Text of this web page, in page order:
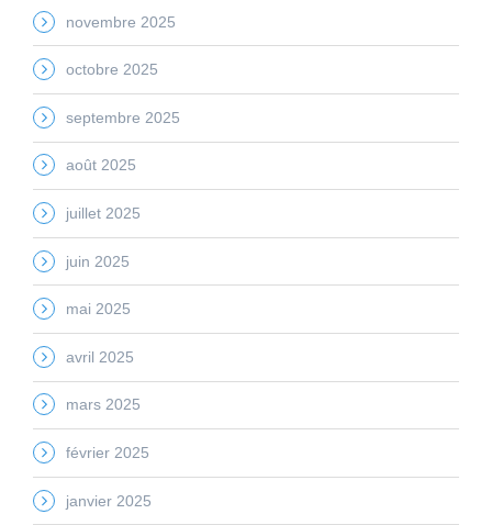
novembre 2025
octobre 2025
septembre 2025
août 2025
juillet 2025
juin 2025
mai 2025
avril 2025
mars 2025
février 2025
janvier 2025